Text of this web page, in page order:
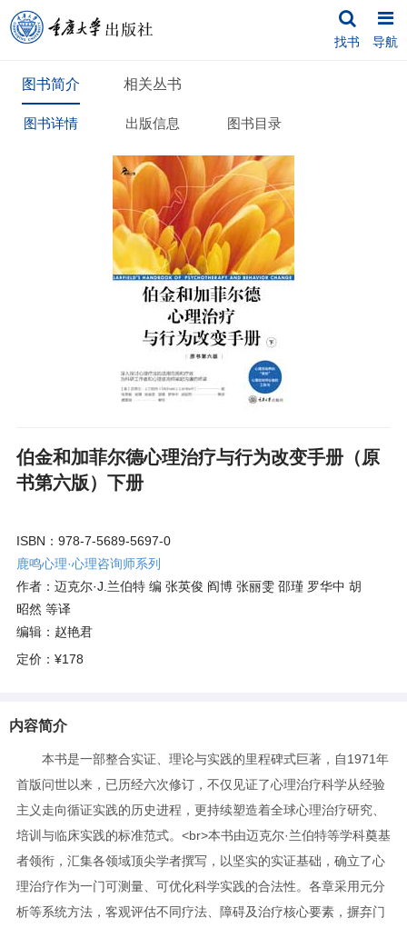
找书 导航
图书简介 相关丛书
图书详情 出版信息 图书目录
伯金和加菲尔德心理治疗与行为改变手册（原
书第六版）下册
ISBN：978-7-5689-5697-0
鹿鸣心理·心理咨询师系列
作者：迈克尔·J.兰伯特 编 张英俊 阎博 张丽雯 邵瑾 罗华中 胡
昭然 等译
编辑：赵艳君
定价： ¥178
内容简介
本书是一部整合实证、理论与实践的里程碑式巨著，自1971年
首版问世以来，已历经六次修订，不仅见证了心理治疗科学从经验
主义走向循证实践的历史进程，更持续塑造着全球心理治疗研究、
培训与临床实践的标准范式。<br>本书由迈克尔·兰伯特等学科奠基
者领衔，汇集各领域顶尖学者撰写，以坚实的实证基础，确立了心
理治疗作为一门可测量、可优化科学实践的合法性。各章采用元分
析等系统方法，客观评估不同疗法、障碍及治疗核心要素，摒弃门